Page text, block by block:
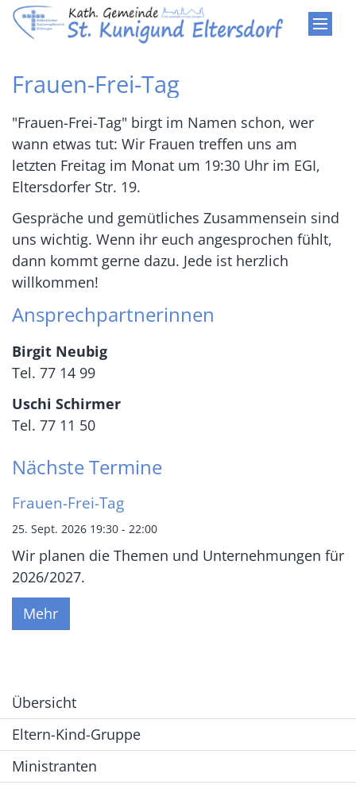
Zum Inhalt springen
Frauen-Frei-Tag
"Frauen-Frei-Tag" birgt im Namen schon, wer
wann etwas tut: Wir Frauen treffen uns am
letzten Freitag im Monat um 19:30 Uhr im EGI,
Eltersdorfer Str. 19.
Gespräche und gemütliches Zusammensein sind
uns wichtig. Wenn ihr euch angesprochen fühlt,
dann kommt gerne dazu. Jede ist herzlich
willkommen!
Ansprechpartnerinnen
Birgit Neubig
Tel. 77 14 99
Uschi Schirmer
Tel. 77 11 50
Nächste Termine
Frauen-Frei-Tag
25. Sept. 2026 19:30 - 22:00
Wir planen die Themen und Unternehmungen für
2026/2027.
Mehr
Übersicht
Eltern-Kind-Gruppe
Ministranten